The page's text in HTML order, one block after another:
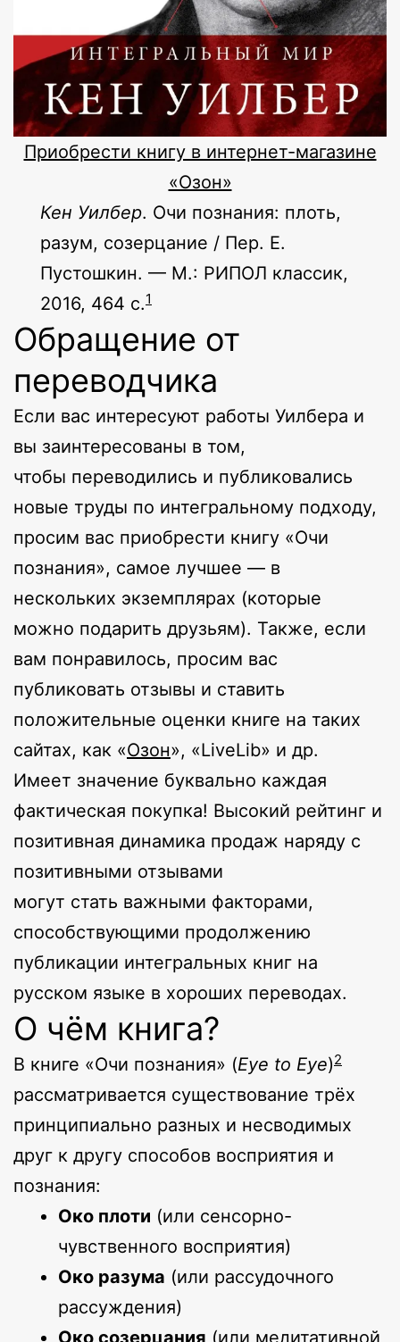
Приобрести книгу в интернет-магазине
«Озон»
Кен Уилбер. Очи познания: плоть,
разум, созерцание / Пер. Е.
Пустошкин. — М.: РИПОЛ классик,
2016, 464 с.1
Обращение от
переводчика
Если вас интересуют работы Уилбера и
вы заинтересованы в том,
чтобы переводились и публиковались
новые труды по интегральному подходу,
просим вас приобрести книгу «Очи
познания», самое лучшее — в
нескольких экземплярах (которые
можно подарить друзьям). Также, если
вам понравилось, просим вас
публиковать отзывы и ставить
положительные оценки книге на таких
сайтах, как «Озон», «LiveLib» и др.
Имеет значение буквально каждая
фактическая покупка! Высокий рейтинг и
позитивная динамика продаж наряду с
позитивными отзывами
могут стать важными факторами,
способствующими продолжению
публикации интегральных книг на
русском языке в хороших переводах.
О чём книга?
В книге «Очи познания» (Eye to Eye)2
рассматривается существование трёх
принципиально разных и несводимых
друг к другу способов восприятия и
познания:
Око плоти (или сенсорно-
чувственного восприятия)
Око разума (или рассудочного
рассуждения)
Око созерцания (или медитативной